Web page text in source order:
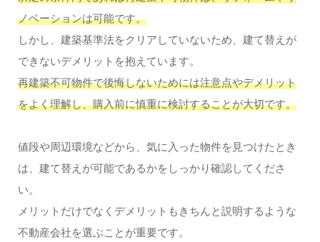
ノベーションは可能です。
しかし、建築基準法をクリアしていないため、建て替えが
できないデメリットを抱えています。
再建築不可物件で後悔しないためには注意点やデメリット
をよく理解し、購入前に慎重に検討することが大切です。
値段や周辺環境などから、気に入った物件を見つけたとき
は、建て替えが可能であるかをしっかり確認してくださ
い。
メリットだけでなくデメリットもきちんと説明するような
不動産会社を選ぶことが重要です。